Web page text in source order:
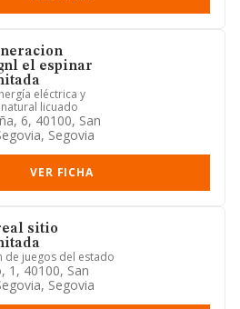
el espinar
eléctrica y
licuado
6, 40100, San
Segovia
VER FICHA
sitio
de juegos del estado
1, 40100, San
Segovia